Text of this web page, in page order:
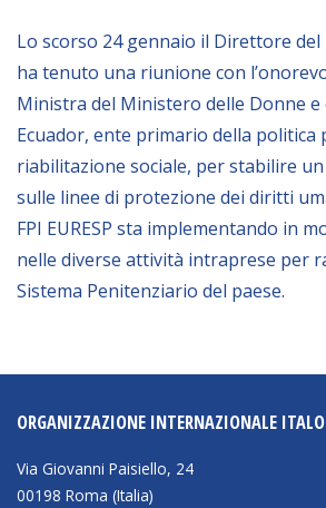
AL-INVEST Verde
MEDIA
Foto
Video
Audio
Pubblicazioni
OPPORTUNITÀ
Lo scorso 24 gennaio il Direttore
ha tenuto una riunione con
Ministra del Ministero delle Donne
Ecuador, ente primario della politica
riabilitazione sociale, per stabilire
sulle linee di protezione dei diritti
FPI EURESP sta implementando in
nelle diverse attività intraprese per
Sistema Penitenziario del paese.
ORGANIZZAZIONE INTERNAZIONALE
Via Giovanni Paisiello, 24
00198 Roma (Italia)